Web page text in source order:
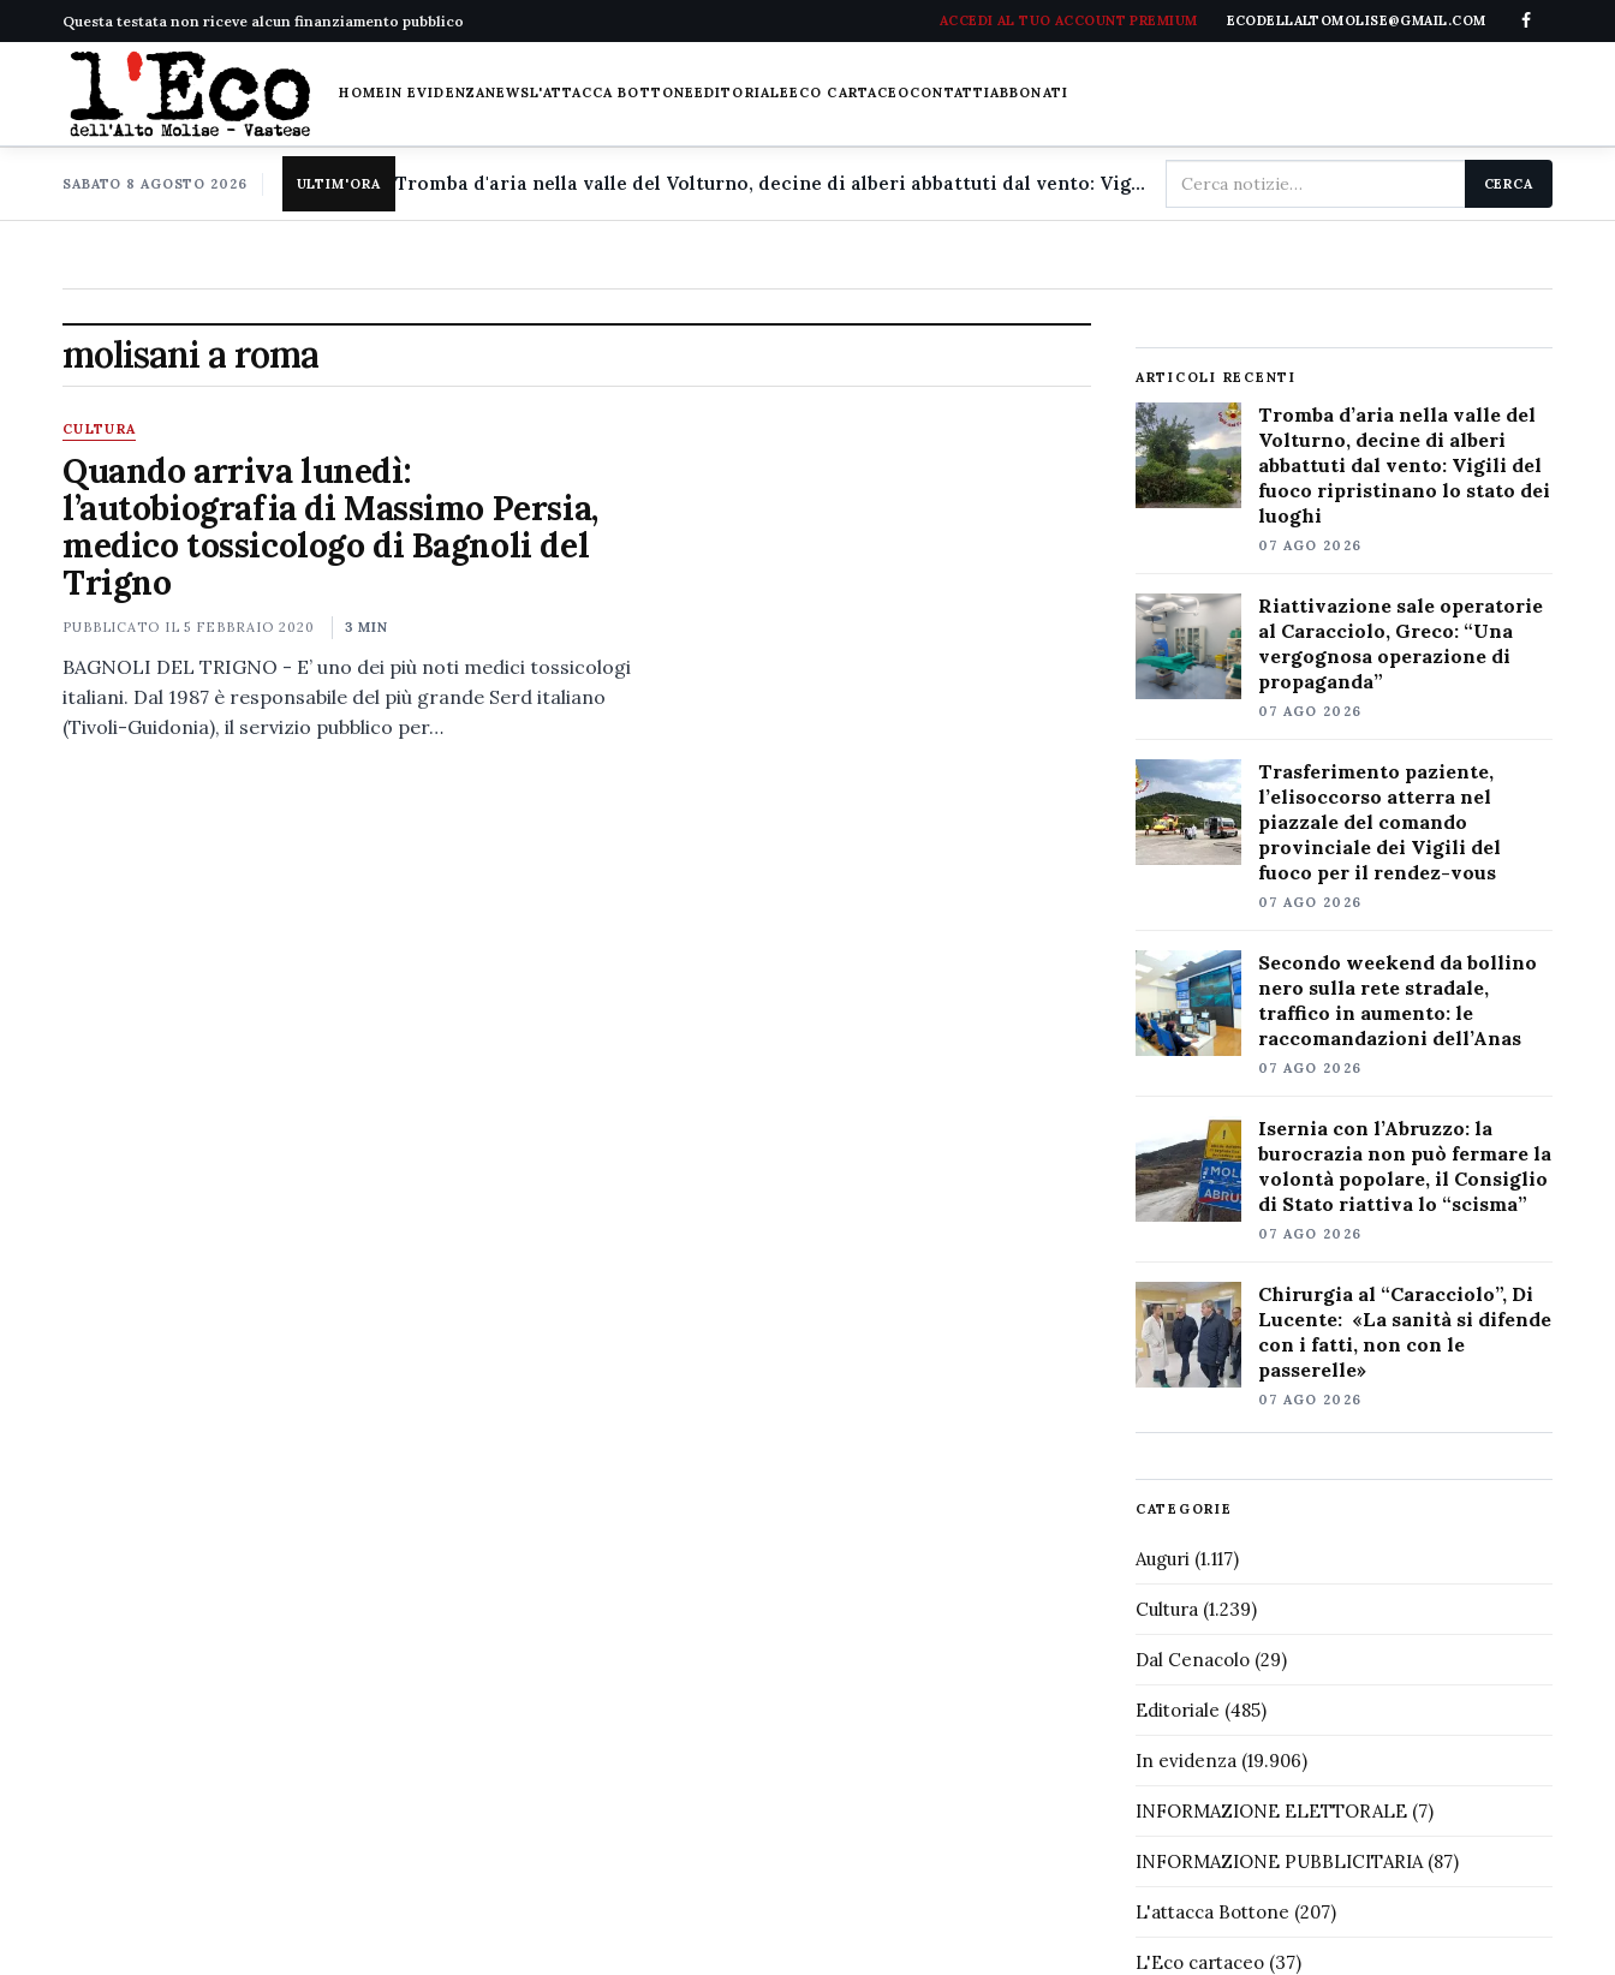
Questa testata non riceve alcun finanziamento pubblico ACCEDI AL TUO ACCOUNT PREMIUM ECODELLALTOMOLISE@GMAIL.COM
HOMEIN EVIDENZANEWSL'ATTACCA BOTTONEEDITORIALEECO CARTACEOCONTATTIABBONATI
SABATO 8 AGOSTO 2026 ULTIM'ORA Tromba d'aria nella valle del Volturno, decine di alberi abbattuti dal vento: Vigili del fuoco ripristinano lo stato dei luoghi
Cerca
nel
CERCA
molisani a roma
CULTURA
Quando arriva lunedì:
l’autobiografia di Massimo Persia,
medico tossicologo di Bagnoli del
Trigno
PUBBLICATO IL5 FEBBRAIO 2020 3 MIN
BAGNOLI DEL TRIGNO - E’ uno dei più noti medici tossicologi
italiani. Dal 1987 è responsabile del più grande Serd italiano
(Tivoli-Guidonia), il servizio pubblico per…
ARTICOLI RECENTI
Tromba d’aria nella valle del
Volturno, decine di alberi
abbattuti dal vento: Vigili del
fuoco ripristinano lo stato dei
luoghi
07 AGO 2026
Riattivazione sale operatorie
al Caracciolo, Greco: “Una
vergognosa operazione di
propaganda”
07 AGO 2026
Trasferimento paziente,
l’elisoccorso atterra nel
piazzale del comando
provinciale dei Vigili del
fuoco per il rendez-vous
07 AGO 2026
Secondo weekend da bollino
nero sulla rete stradale,
traffico in aumento: le
raccomandazioni dell’Anas
07 AGO 2026
Isernia con l’Abruzzo: la
burocrazia non può fermare la
volontà popolare, il Consiglio
di Stato riattiva lo “scisma”
07 AGO 2026
Chirurgia al “Caracciolo”, Di
Lucente: «La sanità si difende
con i fatti, non con le
passerelle»
07 AGO 2026
CATEGORIE
Auguri(1.117)
Cultura(1.239)
Dal Cenacolo(29)
Editoriale (485)
In evidenza(19.906)
INFORMAZIONE ELETTORALE(7)
INFORMAZIONE PUBBLICITARIA(87)
L'attacca Bottone (207)
L'Eco cartaceo(37)